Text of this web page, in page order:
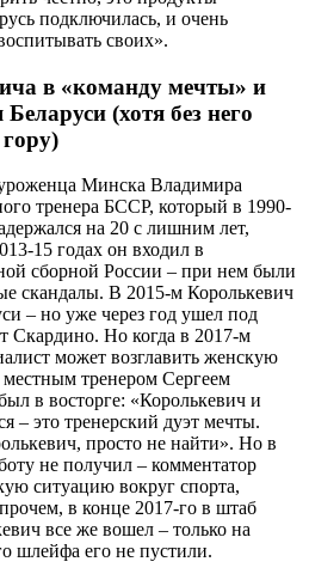
подключилась, и очень
своих».
в «команду мечты» и
(хотя без него
Минска Владимира
тренера БССР, который в 1990-
на 20 с лишним лет,
15 годах он входил в
сборной России – при нем были
скандалы. В 2015-м Королькевич
– но уже через год ушел под
Скардино. Но когда в 2017-м
может возглавить женскую
тренером Сергеем
в восторге: «Королькевич и
– это тренерский дуэт мечты.
просто не найти». Но в
не получил – комментатор
ситуацию вокруг спорта,
в конце 2017-го в штаб
все же вошел – только на
шлейфа его не пустили.